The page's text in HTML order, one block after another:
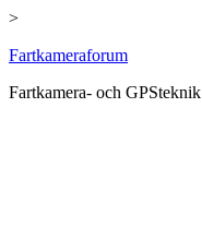
>
Hoppa
innehåll
Fartkameraforum
Fartkamera- och GPSteknik